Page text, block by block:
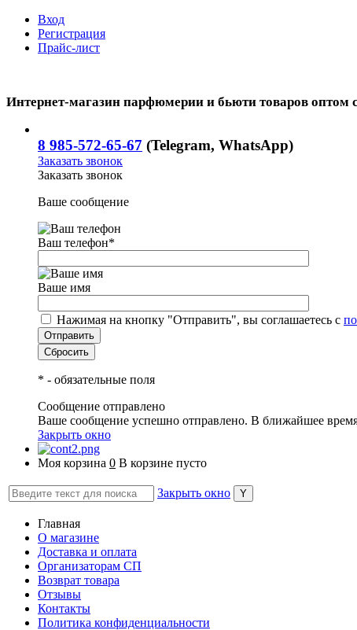
Вход
Регистрация
Прайс-лист
Интернет-магазин парфюмерии и бьюти товаров оптом
8 985-572-65-67 (Telegram, WhatsApp)
Заказать звонок
Заказать звонок
Ваше сообщение
Ваш телефон*
Ваше имя
Нажимая на кнопку "Отправить", вы соглашаетесь с
* - обязательные поля
Сообщение отправлено
Ваше сообщение успешно отправлено. В ближайшее
Закрыть окно
Моя корзина 0 В корзине пусто
Закрыть окно
Главная
О магазине
Доставка и оплата
Организаторам СП
Возврат товара
Отзывы
Контакты
Политика конфиденциальности